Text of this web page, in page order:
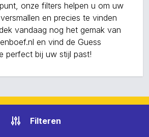
Filteren
onze filters helpen u om uw
en precies te vinden
vandaag nog het gemak van
en vind de Guess
perfect bij uw stijl past!
Sitemap